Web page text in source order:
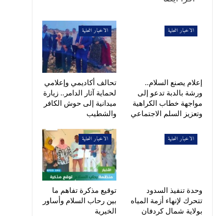
الاخبار المحلية
إعلام يصنع السلام..
ورشة بالدبة تدعو إلى
مواجهة خطاب الكراهية
وتعزيز السلم الاجتماعي
الاخبار المحلية
تحالف أكاديمي وإعلامي
لحماية آثار الدامر.. زيارة
ميدانية إلى حوش الكافر
والشطيب
الاخبار المحلية
وحدة تنفيذ السدود
تتحرك لإنهاء أزمة المياه
بولاية شمال كردفان
الاخبار المحلية
توقيع مذكرة تفاهم ما
بين رحاب السلام وأساور
الخيرية